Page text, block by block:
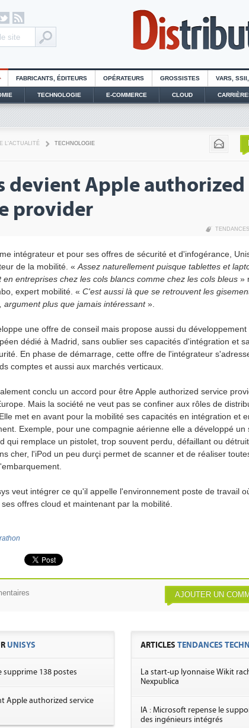
FABRICANTS, ÉDITEURS OPÉRATEURS GROSSISTES VARS,
TECHNOLOGIE E-COMMERCE CLOUD
L'ACTUALITÉ TECHNOLOGIE
devient Apple authorized
provider
intégrateur et pour ses offres de sécurité et d'infogérance,
de la mobilité. « Assez naturellement puisque tablettes et
en entreprises chez les cols blancs comme chez les cols bleus »
expert mobilité. « C'est aussi là que se retrouvent les
argument plus que jamais intéressant».
une offre de conseil mais propose aussi du développement
dédié à Madrid, sans oublier ses capacités d'intégration et
En phase de démarrage, cette offre de l'intégrateur
comptes et aussi aux marchés verticaux.
conclu un accord pour être Apple authorized service
Mais la société ne veut pas se confiner aux rôles de
met en avant pour la mobilité ses capacités en intégration et
Exemple, pour une compagnie aérienne elle a développé un
qui remplace un pistolet, trop souvent perdu, défaillant ou
cher, l'iPod un peu durçi permet de scanner et de réaliser
veut intégrer ce qu'il appelle l'environnement poste de travail
offres cloud et maintenant par la mobilité.
AJOUTER UN
UNISYS
supprime 138 postes
Apple authorized service
ARTICLESTENDANCES
La start-up lyonnaise Wikit
Nexpublica
IA : Microsoft repense le
des ingénieurs intégrés